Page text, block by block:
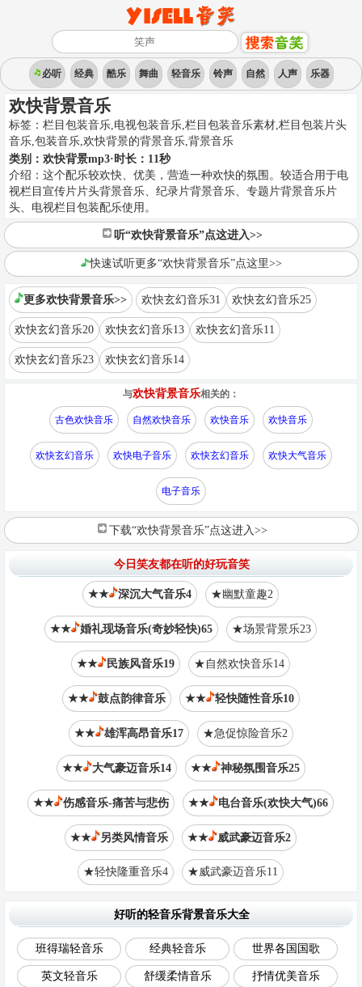
必听 经典 酷乐 舞曲 轻音乐 铃声 自然 人声 乐器
欢快背景音乐
标签： 栏目包装音乐,电视包装音乐,栏目包装音乐素材,栏目包装片头
音乐,包装音乐,欢快背景的背景音乐,背景音乐
类别： 欢快背景mp3·时长： 11秒
介绍： 这个配乐较欢快、优美，营造一种欢快的氛围。较适合用于电
视栏目宣传片片头背景音乐、纪录片背景音乐、专题片背景音乐片
头、电视栏目包装配乐使用。
听“欢快背景音乐”点这进入>>
快速试听更多“欢快背景音乐”点这里>>
更多欢快背景音乐>> 欢快玄幻音乐31 欢快玄幻音乐25
欢快玄幻音乐20 欢快玄幻音乐13 欢快玄幻音乐11
欢快玄幻音乐23 欢快玄幻音乐14
与欢快背景音乐相关的：
古色欢快音乐 自然欢快音乐 欢快音乐 欢快音乐
欢快玄幻音乐 欢快电子音乐 欢快玄幻音乐 欢快大气音乐
电子音乐
下载“欢快背景音乐”点这进入>>
今日笑友都在听的好玩音笑
★★ 深沉大气音乐4 ★幽默童趣2
★★ 婚礼现场音乐(奇妙轻快)65 ★场景背景乐23
★★ 民族风音乐19 ★自然欢快音乐14
★★ 鼓点韵律音乐 ★★ 轻快随性音乐10
★★ 雄浑高昂音乐17 ★急促惊险音乐2
★★ 大气豪迈音乐14 ★★ 神秘氛围音乐25
★★ 伤感音乐-痛苦与悲伤 ★★ 电台音乐(欢快大气)66
★★ 另类风情音乐 ★★ 威武豪迈音乐2
★轻快隆重音乐4 ★威武豪迈音乐11
好听的轻音乐背景音乐大全
班得瑞轻音乐 经典轻音乐 世界各国国歌
英文轻音乐 舒缓柔情音乐 抒情优美音乐